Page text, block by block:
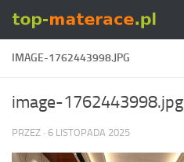
Skip to content
IMAGE-1762443998.JPG
image-1762443998.jpg
PRZEZ · 6 LISTOPADA 2025